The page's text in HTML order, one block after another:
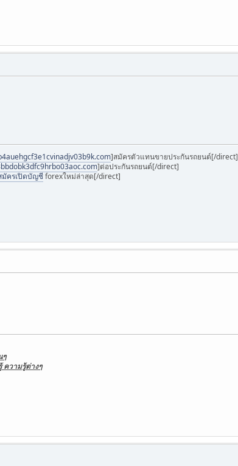
]สมัครตัวแทนขายประกันรถยนต์[/direct]
]ต่อประกันรถยนต์[/direct]
มัครเปิดบัญชีforexใหม่ล่าสุด[/direct]
ๆ
ความรู้ต่างๆ